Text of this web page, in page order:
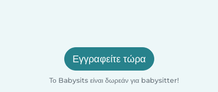
Εγγραφείτε τώρα
Το Babysits είναι δωρεάν για babysitter!